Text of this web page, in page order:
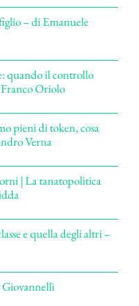
– di Emanuele
quando il controllo
Franco Oriolo
pieni di token, cosa
Verna
| La tanatopolitica
e quella degli altri –